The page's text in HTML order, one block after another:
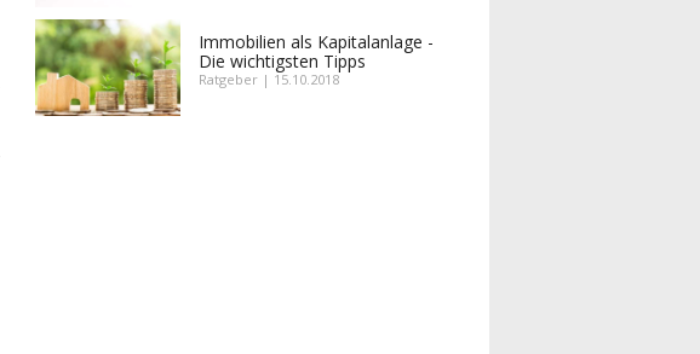
Immobilien als Kapitalanlage -
Die wichtigsten Tipps
Ratgeber | 15.10.2018